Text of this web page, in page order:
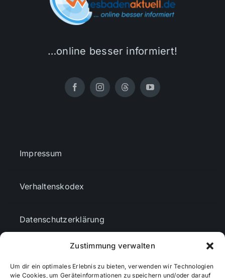
Zustimmung verwalten
Um dir ein optimales Erlebnis zu bieten, verwenden wir Technologien
wie Cookies, um Geräteinformationen zu speichern und/oder darauf
…online besser informiert!
Impressum
Verhaltenskodex
Datenschutzerklärung